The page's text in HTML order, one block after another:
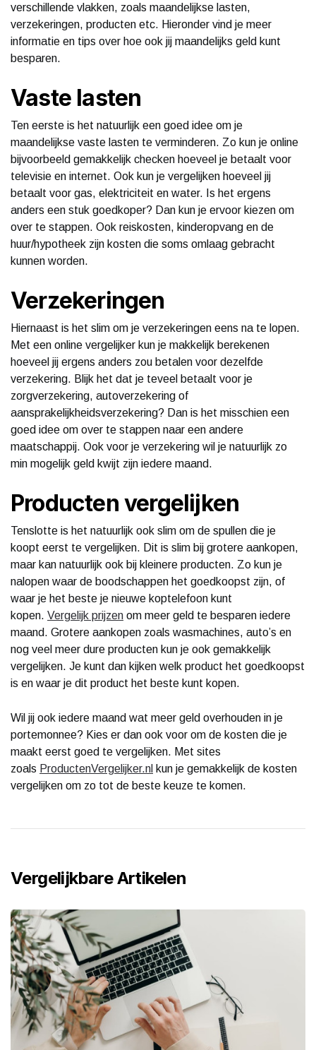
verschillende vlakken, zoals maandelijkse lasten,
verzekeringen, producten etc. Hieronder vind je meer
informatie en tips over hoe ook jij maandelijks geld kunt
besparen.
Vaste lasten
Ten eerste is het natuurlijk een goed idee om je
maandelijkse vaste lasten te verminderen. Zo kun je online
bijvoorbeeld gemakkelijk checken hoeveel je betaalt voor
televisie en internet. Ook kun je vergelijken hoeveel jij
betaalt voor gas, elektriciteit en water. Is het ergens
anders een stuk goedkoper? Dan kun je ervoor kiezen om
over te stappen. Ook reiskosten, kinderopvang en de
huur/hypotheek zijn kosten die soms omlaag gebracht
kunnen worden.
Verzekeringen
Hiernaast is het slim om je verzekeringen eens na te lopen.
Met een online vergelijker kun je makkelijk berekenen
hoeveel jij ergens anders zou betalen voor dezelfde
verzekering. Blijk het dat je teveel betaalt voor je
zorgverzekering, autoverzekering of
aansprakelijkheidsverzekering? Dan is het misschien een
goed idee om over te stappen naar een andere
maatschappij. Ook voor je verzekering wil je natuurlijk zo
min mogelijk geld kwijt zijn iedere maand.
Producten vergelijken
Tenslotte is het natuurlijk ook slim om de spullen die je
koopt eerst te vergelijken. Dit is slim bij grotere aankopen,
maar kan natuurlijk ook bij kleinere producten. Zo kun je
nalopen waar de boodschappen het goedkoopst zijn, of
waar je het beste je nieuwe koptelefoon kunt
kopen. Vergelijk prijzen om meer geld te besparen iedere
maand. Grotere aankopen zoals wasmachines, auto’s en
nog veel meer dure producten kun je ook gemakkelijk
vergelijken. Je kunt dan kijken welk product het goedkoopst
is en waar je dit product het beste kunt kopen.
Wil jij ook iedere maand wat meer geld overhouden in je
portemonnee? Kies er dan ook voor om de kosten die je
maakt eerst goed te vergelijken. Met sites
zoals ProductenVergelijker.nl kun je gemakkelijk de kosten
vergelijken om zo tot de beste keuze te komen.
Vergelijkbare Artikelen